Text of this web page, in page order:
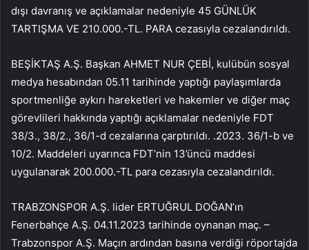
dışı davranış ve açıklamalar nedeniyle 45 GÜNLÜK
TARTIŞMA VE 210.000.-TL. PARA cezasıyla cezalandırıldı.
BEŞİKTAŞ A.Ş. Başkan AHMET NUR ÇEBİ, kulübün sosyal
medya hesabından 05.11 tarihinde yaptığı paylaşımlarda
sportmenliğe aykırı hareketleri ve hakemler ve diğer maç
görevlileri hakkında yaptığı açıklamalar nedeniyle FDT
38/3., 38/2., 36/1-d cezalarına çarptırıldı. .2023. 36/1-b ve
10/2. Maddeleri uyarınca FDT’nin 13’üncü maddesi
uygulanarak 200.000.-TL para cezasıyla cezalandırıldı.
TRABZONSPOR A.Ş. lider ERTUĞRUL DOĞAN’ın
Fenerbahçe A.Ş. 04.11.2023 tarihinde oynanan maç. –
Trabzonspor A.Ş. Maçın ardından basına verdiği röportajda